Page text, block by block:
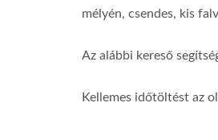
mélyén, csendes, kis
Az alábbi kereső
Kellemes időtöltést az